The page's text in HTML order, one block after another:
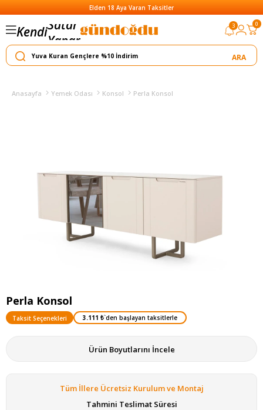
Elden 18 Aya Varan Taksitler
Kendi
Satar
Yapar
3 0
Anasayfa Yemek Odası Konsol Perla Konsol
Perla Konsol
Taksit Seçenekleri 3.111 ₺`den başlayan taksitlerle
Ürün Boyutlarını İncele
Tüm İllere Ücretsiz Kurulum ve Montaj
Tahmini Teslimat Süresi